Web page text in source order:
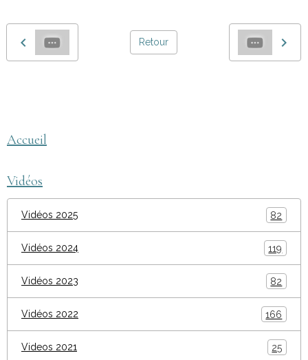
Retour
Accueil
Vidéos
Vidéos 2025 82
Vidéos 2024 119
Vidéos 2023 82
Vidéos 2022 166
Videos 2021 25